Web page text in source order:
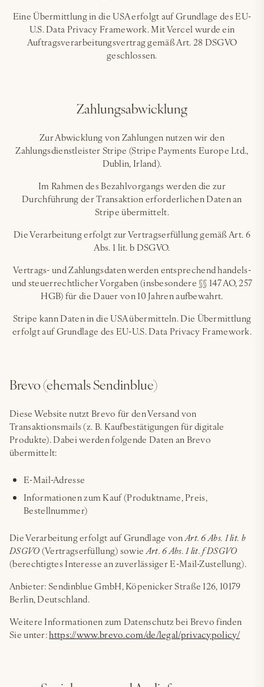
Eine Übermittlung in die USA erfolgt auf Grundlage des EU-
U.S. Data Privacy Framework. Mit Vercel wurde ein
Auftragsverarbeitungsvertrag gemäß Art. 28 DSGVO
geschlossen.
Zahlungsabwicklung
Zur Abwicklung von Zahlungen nutzen wir den
Zahlungsdienstleister Stripe (Stripe Payments Europe Ltd.,
Dublin, Irland).
Im Rahmen des Bezahlvorgangs werden die zur
Durchführung der Transaktion erforderlichen Daten an
Stripe übermittelt.
Die Verarbeitung erfolgt zur Vertragserfüllung gemäß Art. 6
Abs. 1 lit. b DSGVO.
Vertrags- und Zahlungsdaten werden entsprechend handels-
und steuerrechtlicher Vorgaben (insbesondere §§ 147 AO, 257
HGB) für die Dauer von 10 Jahren aufbewahrt.
Stripe kann Daten in die USA übermitteln. Die Übermittlung
erfolgt auf Grundlage des EU-U.S. Data Privacy Framework.
Brevo (ehemals Sendinblue)
Diese Website nutzt Brevo für den Versand von
Transaktionsmails (z. B. Kaufbestätigungen für digitale
Produkte). Dabei werden folgende Daten an Brevo
übermittelt:
E-Mail-Adresse
Informationen zum Kauf (Produktname, Preis,
Bestellnummer)
Die Verarbeitung erfolgt auf Grundlage von Art. 6 Abs. 1 lit. b
DSGVO(Vertragserfüllung) sowie Art. 6 Abs. 1 lit. f DSGVO
(berechtigtes Interesse an zuverlässiger E-Mail-Zustellung).
Anbieter: Sendinblue GmbH, Köpenicker Straße 126, 10179
Berlin, Deutschland.
Weitere Informationen zum Datenschutz bei Brevo finden
Sie unter:https://www.brevo.com/de/legal/privacypolicy/